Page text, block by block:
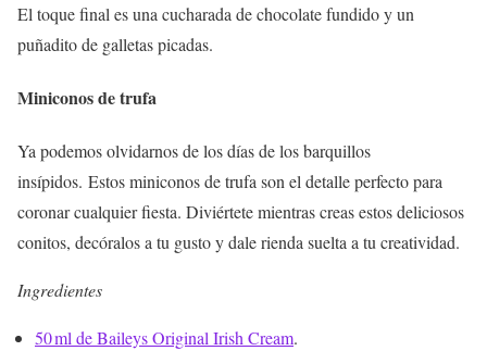
El toque final es una cucharada de chocolate fundido y un
puñadito de galletas picadas.
Miniconos de trufa
Ya podemos olvidarnos de los días de los barquillos
insípidos. Estos miniconos de trufa son el detalle perfecto para
coronar cualquier fiesta. Diviértete mientras creas estos deliciosos
conitos, decóralos a tu gusto y dale rienda suelta a tu creatividad.
Ingredientes
50 ml de Baileys Original Irish Cream.